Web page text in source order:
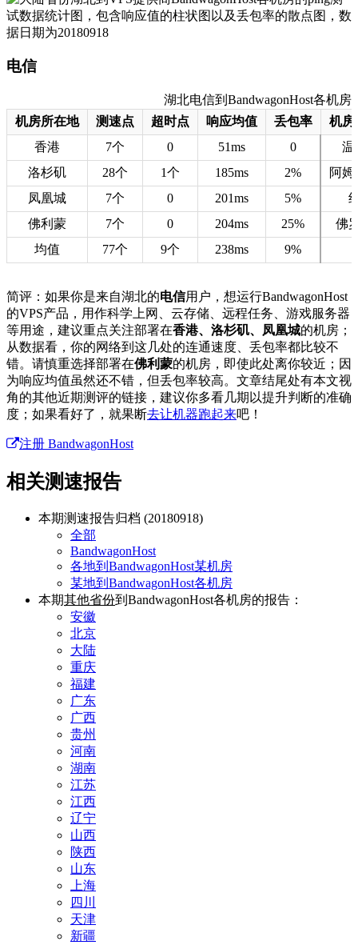
电信
湖北电信到BandwagonHost各机房
机房所在地
测速点 超时点 响应均值 丢包率
机房
香港
7个 0 51ms 0
温
洛杉矶
28个 1个 185ms 2%
阿
凤凰城
7个 0 201ms 5%
佛利蒙
7个 0 204ms 25%
佛
均值
77个 9个 238ms 9%
简评：如果你是来自湖北的电信用户，想运行BandwagonHost
的VPS产品，用作科学上网、云存储、远程任务、游戏服务器
等用途，建议重点关注部署在香港、洛杉矶、凤凰城的机房；
从数据看，你的网络到这几处的连通速度、丢包率都比较不
错。请慎重选择部署在佛利蒙的机房，即使此处离你较近；因
为响应均值虽然还不错，但丢包率较高。文章结尾处有本文视
角的其他近期测评的链接，建议你多看几期以提升判断的准确
度；如果看好了，就果断去让机器跑起来吧！
注册 BandwagonHost
相关测速报告
本期测速报告归档 (20180918)
全部
BandwagonHost
各地到BandwagonHost某机房
某地到BandwagonHost各机房
本期其他省份到BandwagonHost各机房的报告：
安徽
北京
大陆
重庆
福建
广东
广西
贵州
河南
湖南
江苏
江西
辽宁
山西
陕西
山东
上海
四川
天津
新疆